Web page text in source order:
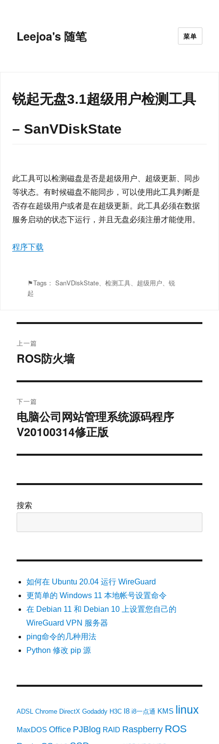
Leejoa's 随笔 菜单
锐起无盘3.1超级用户检测工具
– SanVDiskState
此工具可以检测磁盘是否是超级用户、超级更新、同步
等状态。有时候磁盘不能同步，可以使用此工具判断是
否存在超级用户或者是在超级更新。此工具必须在数据
服务启动的状态下运行，并且无盘必须注册才能使用。
程序下载
⚑Tags： SanVDiskState、 检测工具、 超级用户、 锐
起
章
航
上一篇
上
文
章：
ROS防火墙
下一篇
下
篇
章：
电脑公司网站管理系统源码程序
V20100314修正版
搜索
如何在 Ubuntu 20.04 运行 WireGuard
更简单的 Windows 11 本地帐号设置命令
在 Debian 11 和 Debian 10 上设置您自己的
WireGuard VPN 服务器
ping命令的几种用法
Python 修改 pip 源
ADSL Chrome DirectX Godaddy H3C I8 i8一点通 KMS linux
MaxDOS Office PJBlog RAID Raspberry ROS